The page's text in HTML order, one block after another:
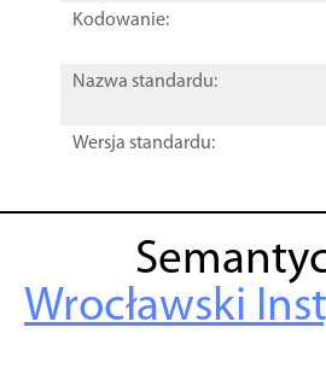
Kodowanie:
Nazwa standardu:
Wersja standardu:
Wrocławski